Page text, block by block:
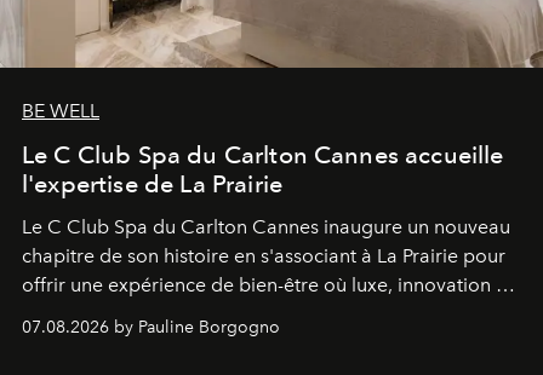
BE WELL
Le C Club Spa du Carlton Cannes accueille
l'expertise de La Prairie
Le C Club Spa du Carlton Cannes inaugure un nouveau
chapitre de son histoire en s'associant à La Prairie pour
offrir une expérience de bien-être où luxe, innovation et
expertise se rencontrent.
07.08.2026 by Pauline Borgogno